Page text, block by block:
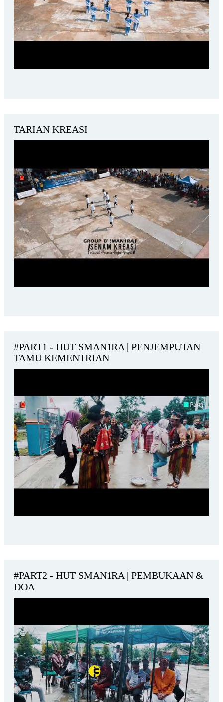
TARIAN KREASI
#PART1 - HUT SMAN1RA | PENJEMPUTAN
TAMU KEMENTRIAN
#PART2 - HUT SMAN1RA | PEMBUKAAN &
DOA